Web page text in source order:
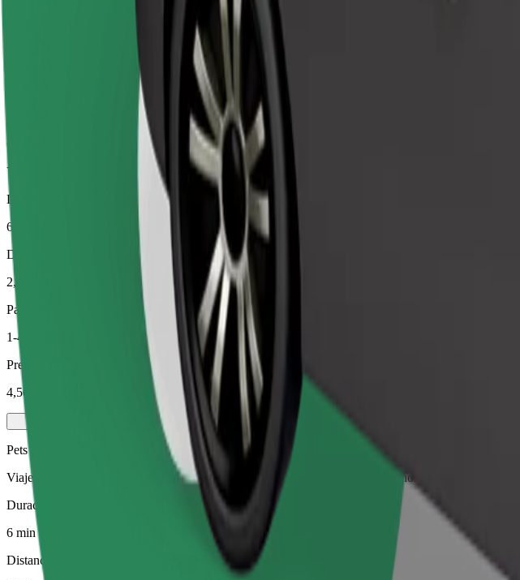
Comfort
Viajes en coches con más espacio para equipaje y para estirar las piernas
Duración estimada del viaje
6 min
Distancia estimada
2,3 km
Pasajeros
1-4
Precio estimado
4,50 €
Pets
Viajes para ti y tu mascota. Los perros deben llevar bozal, los animales pequeños deben ir en
Duración estimada del viaje
6 min
Distancia estimada